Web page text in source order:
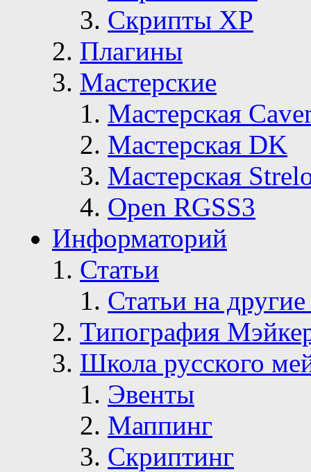
Скрипты ХР
Плагины
Мастерские
Мастерская
Мастерская DK
Мастерская
Open RGSS3
Информаторий
Статьи
Статьи на
Типография
Школа русского
Эвенты
Маппинг
Скриптинг